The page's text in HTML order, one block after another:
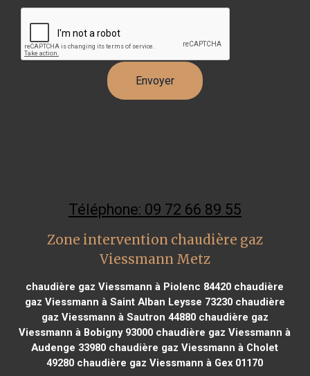
Téléphone: 09 72 66 89 55
Zone intervention chaudière gaz
Viessmann Metz
chaudière gaz Viessmann à Piolenc 84420 chaudière
gaz Viessmann à Saint Alban Leysse 73230chaudière
gaz Viessmann à Sautron 44880chaudière gaz
Viessmann à Bobigny 93000 chaudière gaz Viessmann à
Audenge 33980 chaudière gaz Viessmann à Cholet
49280 chaudière gaz Viessmann à Gex 01170